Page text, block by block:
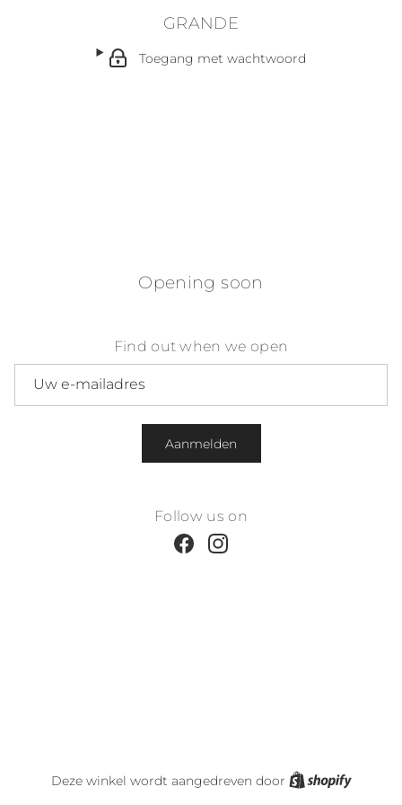
GRANDE
Toegang met wachtwoord
Opening soon
Find out when we open
Aanmelden
Follow us on
FacebookInstagram
Deze winkel wordt aangedreven door Shopify